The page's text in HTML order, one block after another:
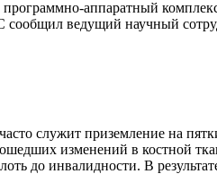
аппаратный комплекс
сообщил ведущий научный
служит приземление на
изменений в костной
инвалидности. В